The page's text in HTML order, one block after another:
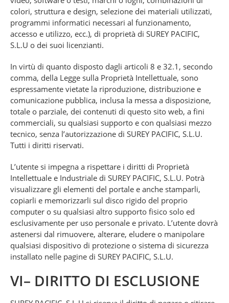
colori, struttura e design, selezione dei materiali utilizzati,
programmi informatici necessari al funzionamento,
accesso e utilizzo, ecc.), di proprietà di SUREY PACIFIC,
S.L.U o dei suoi licenzianti.
In virtù di quanto disposto dagli articoli 8 e 32.1, secondo
comma, della Legge sulla Proprietà Intellettuale, sono
espressamente vietate la riproduzione, distribuzione e
comunicazione pubblica, inclusa la messa a disposizione,
totale o parziale, dei contenuti di questo sito web, a fini
commerciali, su qualsiasi supporto e con qualsiasi mezzo
tecnico, senza l’autorizzazione di SUREY PACIFIC, S.L.U.
Tutti i diritti riservati.
L’utente si impegna a rispettare i diritti di Proprietà
Intellettuale e Industriale di SUREY PACIFIC, S.L.U. Potrà
visualizzare gli elementi del portale e anche stamparli,
copiarli e memorizzarli sul disco rigido del proprio
computer o su qualsiasi altro supporto fisico solo ed
esclusivamente per uso personale e privato. L’utente dovrà
astenersi dal rimuovere, alterare, eludere o manipolare
qualsiasi dispositivo di protezione o sistema di sicurezza
installato nelle pagine di SUREY PACIFIC, S.L.U.
VI– DIRITTO DI ESCLUSIONE